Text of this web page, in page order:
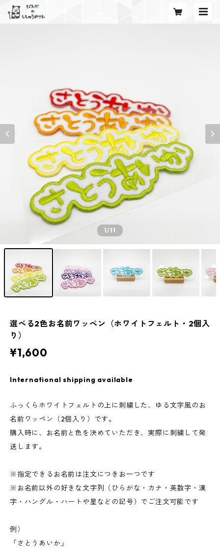
1/11
選べる2色お名前ワッペン（ホワイトフェルト・2個入
り）
¥1,600
International shipping available
ふっくらホワイトフェルトの上に刺繍した、ゆる文字風のお
名前ワッペン（2個入り）です。
購入時に、お名前と色を決めていただき、実際に刺繍して発
送します。
※指定できるお名前は注文につきお一つです
※お名前以外の好きな文字列（ひらがな・カナ・英数字・漢
字・ハングル・ハートや星などの記号）でご注文可能です
例）
「さとうあいか」